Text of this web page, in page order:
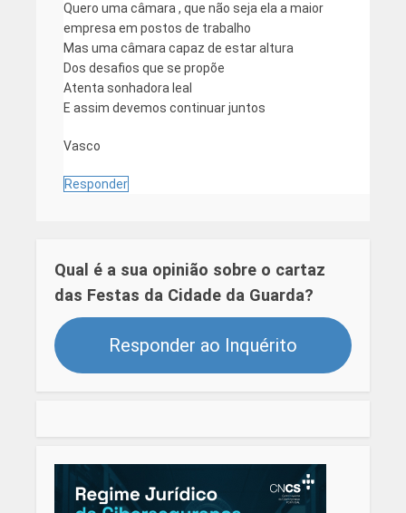
Quero uma câmara , que não seja ela a maior
empresa em postos de trabalho
Mas uma câmara capaz de estar altura
Dos desafios que se propõe
Atenta sonhadora leal
E assim devemos continuar juntos
Vasco
Responder
Qual é a sua opinião sobre o cartaz
das Festas da Cidade da Guarda?
Responder ao Inquérito